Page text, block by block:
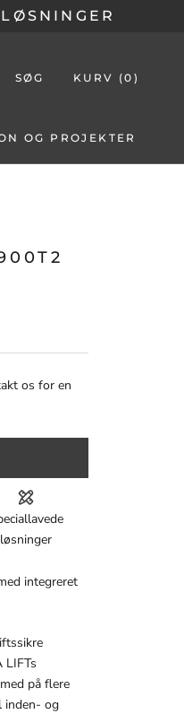
OG PROJEKTER
SØG KURV (0 )
os for en
løsninger
integreret
LIFTs
på flere
inden- og